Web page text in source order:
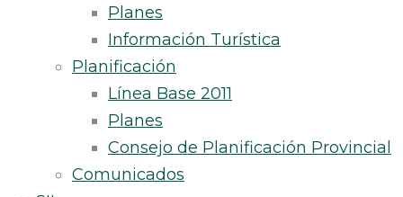
Planes
Información Turística
Planificación
Línea Base 2011
Planes
Consejo de Planificación Provincial
Comunicados